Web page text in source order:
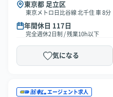
東京都 足立区
東京メトロ日比谷線 北千住 車 8分
年間休日 117日
完全週休2日制 / 残業10h以下
気になる
エージェント求人